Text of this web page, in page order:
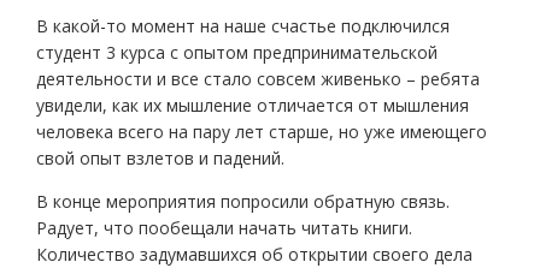
В какой-то момент на наше счастье подключился
студент 3 курса с опытом предпринимательской
деятельности и все стало совсем живенько – ребята
увидели, как их мышление отличается от мышления
человека всего на пару лет старше, но уже имеющего
свой опыт взлетов и падений.
В конце мероприятия попросили обратную связь.
Радует, что пообещали начать читать книги.
Количество задумавшихся об открытии своего дела